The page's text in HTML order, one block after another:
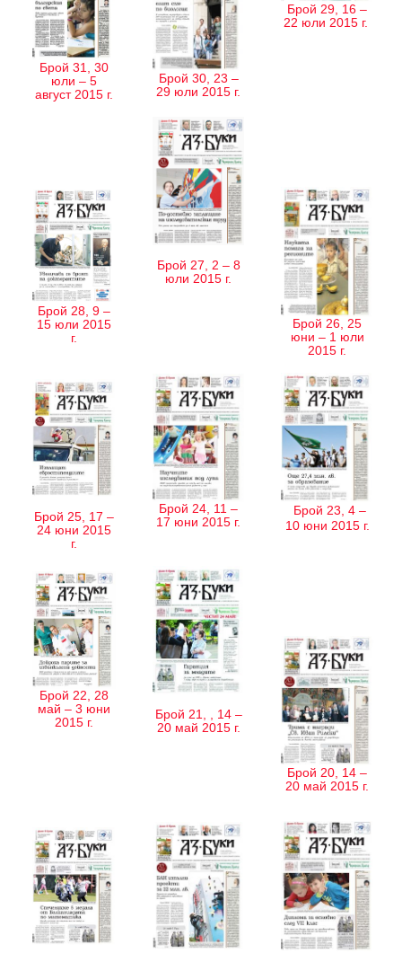
Брой 31, 30
юли – 5
август 2015 г.
Брой 30, 23 –
29 юли 2015 г.
Брой 29, 16 –
22 юли 2015 г.
Брой 28, 9 –
15 юли 2015
г.
Брой 27, 2 – 8
юли 2015 г.
Брой 26, 25
юни – 1 юли
2015 г.
Брой 25, 17 –
24 юни 2015
г.
Брой 24, 11 –
17 юни 2015 г.
Брой 23, 4 –
10 юни 2015 г.
Брой 22, 28
май – 3 юни
2015 г.
Брой 21, , 14 –
20 май 2015 г.
Брой 20, 14 –
20 май 2015 г.